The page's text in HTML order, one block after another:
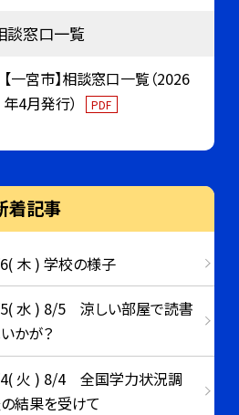
談窓口一覧
【一宮市】相談窓口一覧（2026
年4月発行）
PDF
着記事
木 ) 学校の様子
水 ) 8/5 涼しい部屋で読書
かが？
火 ) 8/4 全国学力状況調
結果を受けて